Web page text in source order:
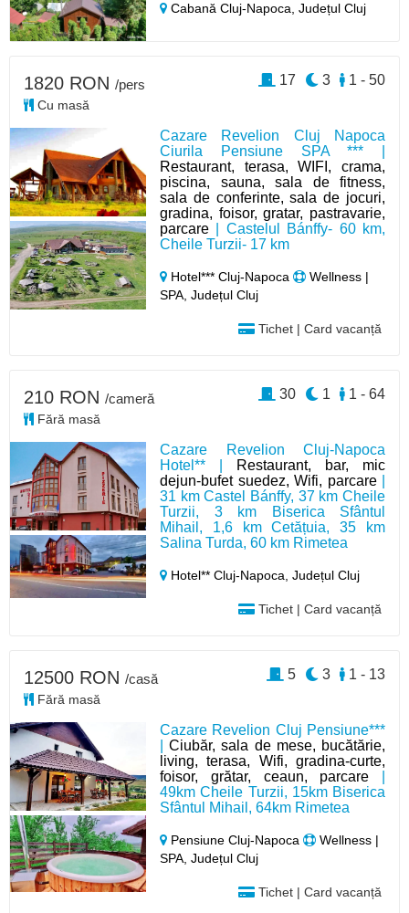
Cabană Cluj-Napoca,Județul Cluj
Cazare Revelion Cluj Napoca
Ciurila Pensiune SPA *** |
Restaurant, terasa, WIFI, crama,
piscina, sauna, sala de fitness,
sala de conferinte, sala de jocuri,
gradina, foisor, gratar, pastravarie,
parcare | Castelul Bánffy- 60 km,
Cheile Turzii- 17 km
Hotel*** Cluj-Napoca
Wellness |
SPA, Județul Cluj
Tichet | Card vacanță
1820 RON /pers
Cu masă
1 - 50
3
17
Cazare Revelion Cluj-Napoca
Hotel** |
Restaurant, bar, mic
dejun-bufet suedez, Wifi, parcare|
31 km Castel Bánffy, 37 km Cheile
Turzii, 3 km Biserica Sfântul
Mihail, 1,6 km Cetățuia, 35 km
Salina Turda, 60 km Rimetea
Hotel** Cluj-Napoca,Județul Cluj
Tichet | Card vacanță
210 RON /cameră
Fără masă
1 - 64
1
30
Cazare Revelion Cluj Pensiune***
|Ciubăr, sala de mese, bucătărie,
living, terasa, Wifi, gradina-curte,
foisor, grătar, ceaun, parcare
49km Cheile Turzii, 15km Biserica
Sfântul Mihail, 64km Rimetea
Pensiune Cluj-Napoca
Wellness |
SPA, Județul Cluj
Tichet | Card vacanță
12500 RON /casă
Fără masă
1 - 13
3
5